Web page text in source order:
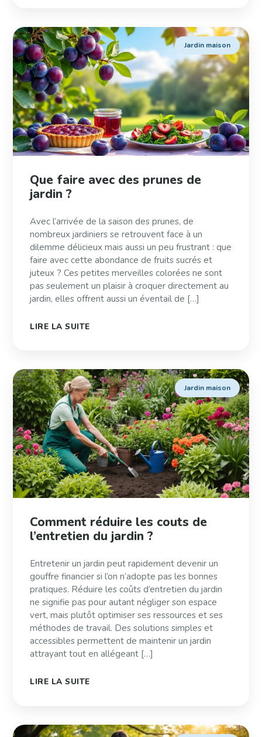
Jardin maison
Que faire avec des prunes de
jardin ?
Avec l’arrivée de la saison des prunes, de
nombreux jardiniers se retrouvent face à un
dilemme délicieux mais aussi un peu frustrant : que
faire avec cette abondance de fruits sucrés et
juteux ? Ces petites merveilles colorées ne sont
pas seulement un plaisir à croquer directement au
jardin, elles offrent aussi un éventail de […]
LIRE LA SUITE
Jardin maison
Comment réduire les couts de
l’entretien du jardin ?
Entretenir un jardin peut rapidement devenir un
gouffre financier si l’on n’adopte pas les bonnes
pratiques. Réduire les coûts d’entretien du jardin
ne signifie pas pour autant négliger son espace
vert, mais plutôt optimiser ses ressources et ses
méthodes de travail. Des solutions simples et
accessibles permettent de maintenir un jardin
attrayant tout en allégeant […]
LIRE LA SUITE